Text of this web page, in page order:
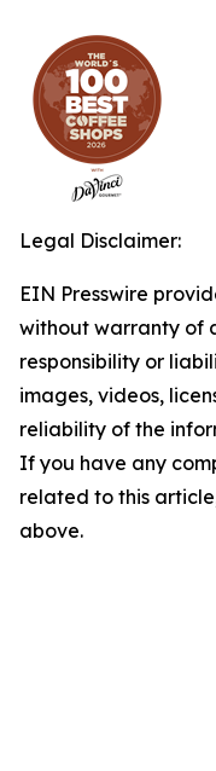
Legal Disclaimer:
EIN Presswire
without warranty of
responsibility or
images, videos,
reliability of the
If you have any
related to this
above.